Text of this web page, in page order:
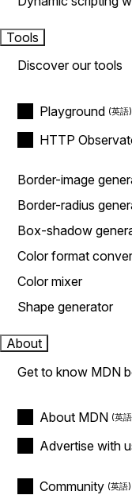
Tools
Discover our tools
Playground
HTTP
Border-image
Border-radius
Box-shadow
Color format
Color mixer
Shape generator
About
Get to know MDN
About MDN
Advertise with
Community